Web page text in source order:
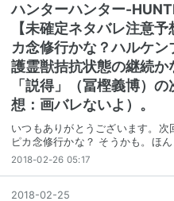
ハンターハンター-
【未確定ネタバレ注意
カ念修行かな？ハルケ
護霊獣拮抗状態の継続
「説得」（冨樫義博）
想：画バレないよ）。
いつもありがとうございます。
ピカ念修行かな？ そうかも。ほん
2018-02-26 05:17
2018-02-25